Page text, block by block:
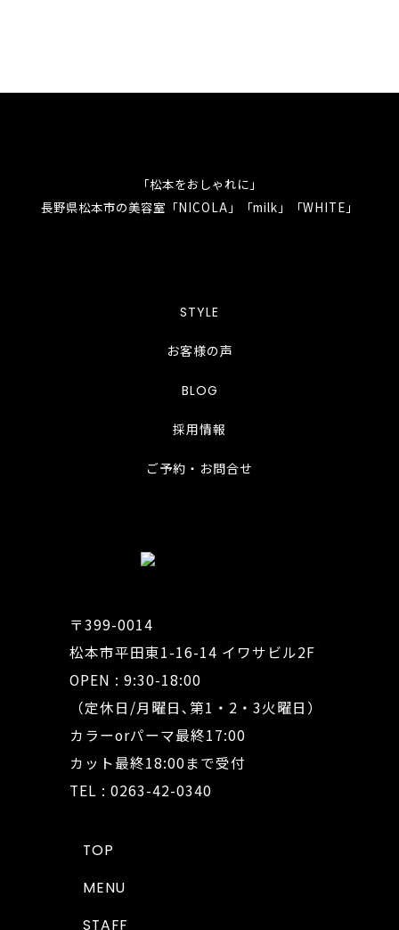
「松本をおしゃれに」
長野県松本市の美容室「NICOLA」「milk」「WHITE」
STYLE
お客様の声
BLOG
採用情報
ご予約・お問合せ
〒399-0014
松本市平田東1-16-14 イワサビル2F
OPEN : 9:30-18:00
（定休日/月曜日､第1・2・3火曜日）
カラーorパーマ最終17:00
カット最終18:00まで受付
TEL : 0263-42-0340
TOP
MENU
STAFF